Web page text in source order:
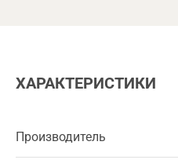
ХАРАКТЕРИСТИКИ
Производитель